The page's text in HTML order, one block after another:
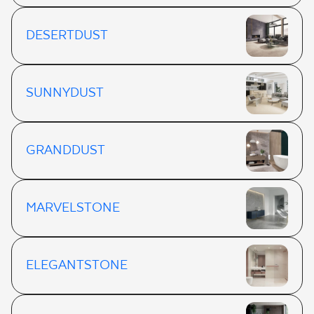
DESERTDUST
SUNNYDUST
GRANDDUST
MARVELSTONE
ELEGANTSTONE